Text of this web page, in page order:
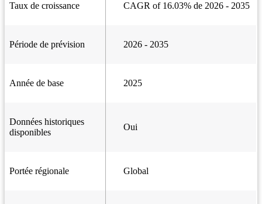
Taux de croissance CAGR of 16.03% de 2026 - 2035
Période de prévision 2026 - 2035
Année de base 2025
Données historiques
disponibles
Oui
Portée régionale Global